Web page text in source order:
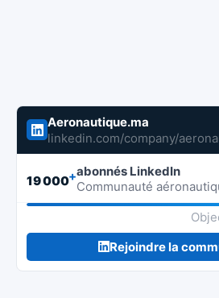
Aeronautique.ma
linkedin.com/company/
19 000+abonnés LinkedIn
Communauté
Rejoindre la